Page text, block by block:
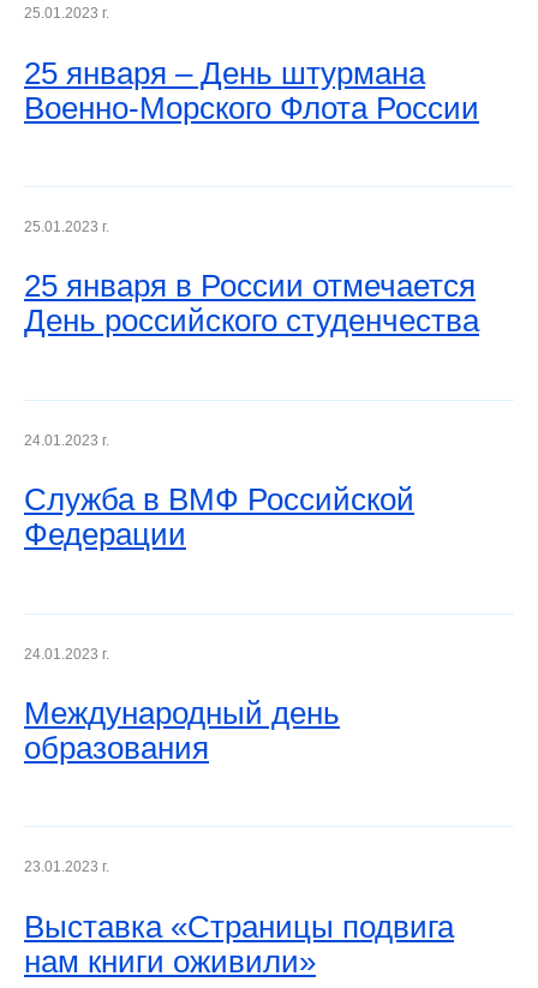
25.01.2023 г.
25 января – День штурмана
Военно-Морского Флота России
25.01.2023 г.
25 января в России отмечается
День российского студенчества
24.01.2023 г.
Служба в ВМФ Российской
Федерации
24.01.2023 г.
Международный день
образования
23.01.2023 г.
Выставка «Страницы подвига
нам книги оживили»